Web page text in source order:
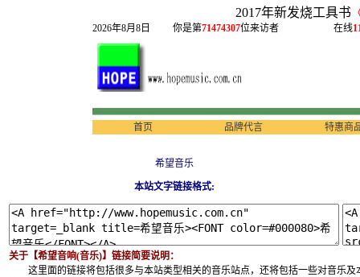
2017年新发烧工具书
2026年8月8日 你是第71474307位来访者 在线
首页 品牌代言 特惠商
希望音乐
本站文字链接格式:
关于【希望音响(音乐)】链接简要说明：
这里面的链接将包括很多与本站类型相关的音乐站点，还将包括一些对音乐及